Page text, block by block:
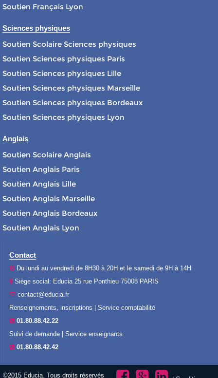
Soutien Français Lyon
Sciences physiques
Soutien Scolaire Sciences physiques
Soutien Sciences physiques Paris
Soutien Sciences physiques Lille
Soutien Sciences physiques Marseille
Soutien Sciences physiques Bordeaux
Soutien Sciences physiques Lyon
Anglais
Soutien Scolaire Anglais
Soutien Anglais Paris
Soutien Anglais Lille
Soutien Anglais Marseille
Soutien Anglais Bordeaux
Soutien Anglais Lyon
Contact
Du lundi au vendredi de 8H30 à 20H et le samedi de 9H à 14H
Siège social: Educia 25 rue Ponthieu 75008 PARIS
contact@educia.fr
Renseignements, inscriptions | Service comptabilité
01.80.88.42.22
Suivi de demande | Service enseignants
01.80.88.42.42
©2015 Educia. Tous droits réservés